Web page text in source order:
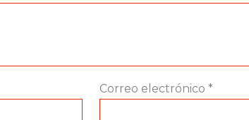
Correo electrónico *